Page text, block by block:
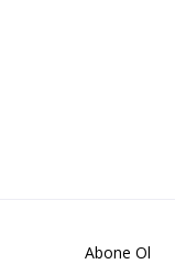
Abone Ol